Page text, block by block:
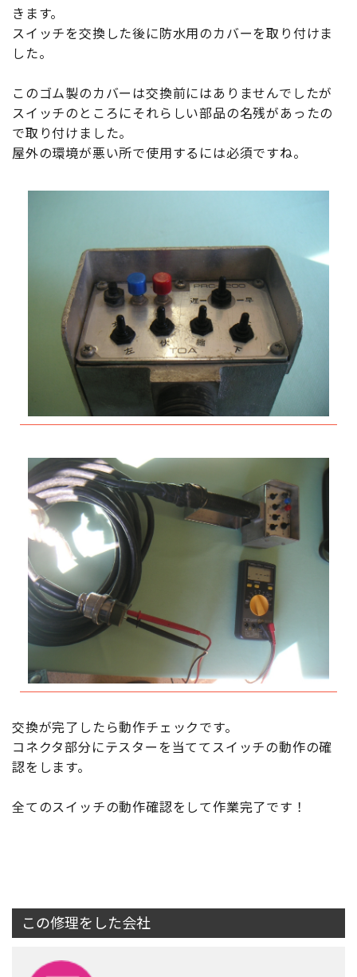
きます。
スイッチを交換した後に防水用のカバーを取り付けま
した。
このゴム製のカバーは交換前にはありませんでしたが
スイッチのところにそれらしい部品の名残があったの
で取り付けました。
屋外の環境が悪い所で使用するには必須ですね。
交換が完了したら動作チェックです。
コネクタ部分にテスターを当ててスイッチの動作の確
認をします。
全てのスイッチの動作確認をして作業完了です！
この修理をした会社